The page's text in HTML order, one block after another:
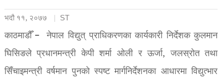
भदौ ११, २०७७ ST
काठमाडौँ – नेपाल विद्युत् प्राधिकरणका कार्यकारी निर्देशक कुलमान
घिसिङले प्रधानमन्त्री केपी शर्मा ओली र ऊर्जा, जलस्रोत तथा
सिँचाइमन्त्री वर्षमान पुनको स्पष्ट मार्गनिर्देशनका आधारमा विद्युत्भार